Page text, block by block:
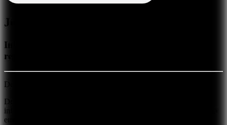
Jornal Desporto
Informação sobre toda a atualidade desportiva da
região
De segunda a sexta: 7h50 - 10h15 - 12h30 - 17h30 - 19h15
De segunda a sexta-feira, o jornalista Nuno Lima atualiza toda a
informação desportiva, com o foco principal no distrito de Beja, no
emblemático 'Jornal de Desporto' da Rádio Voz da Planície.